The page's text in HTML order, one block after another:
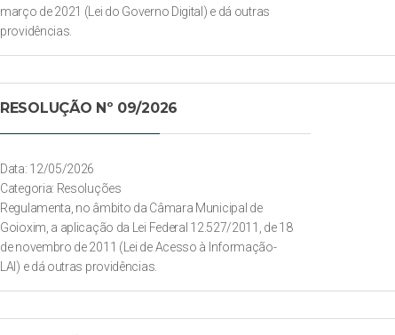
março de 2021 (Lei do Governo Digital) e dá outras
providências.
RESOLUÇÃO Nº 09/2026
Data: 12/05/2026
Categoria: Resoluções
Regulamenta, no âmbito da Câmara Municipal de
Goioxim, a aplicação da Lei Federal 12.527/2011, de 18
de novembro de 2011 (Lei de Acesso à Informação-
LAI) e dá outras providências.